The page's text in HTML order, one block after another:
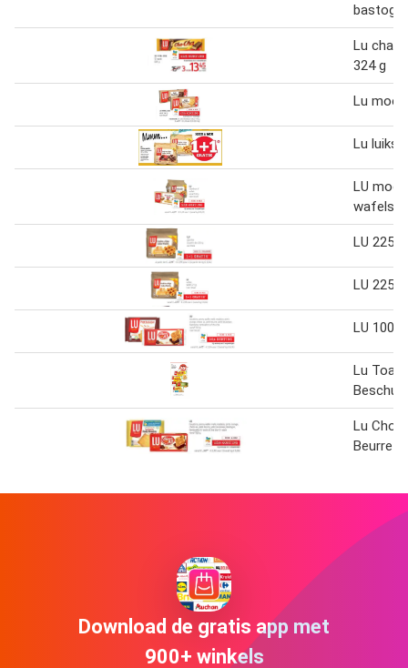
Lu cha-
324 g
Lu
Lu
LU
wafels
LU 225g
LU 225g
LU 100g
Lu
Lu
Beurre
Download de gratis app met
900+ winkels